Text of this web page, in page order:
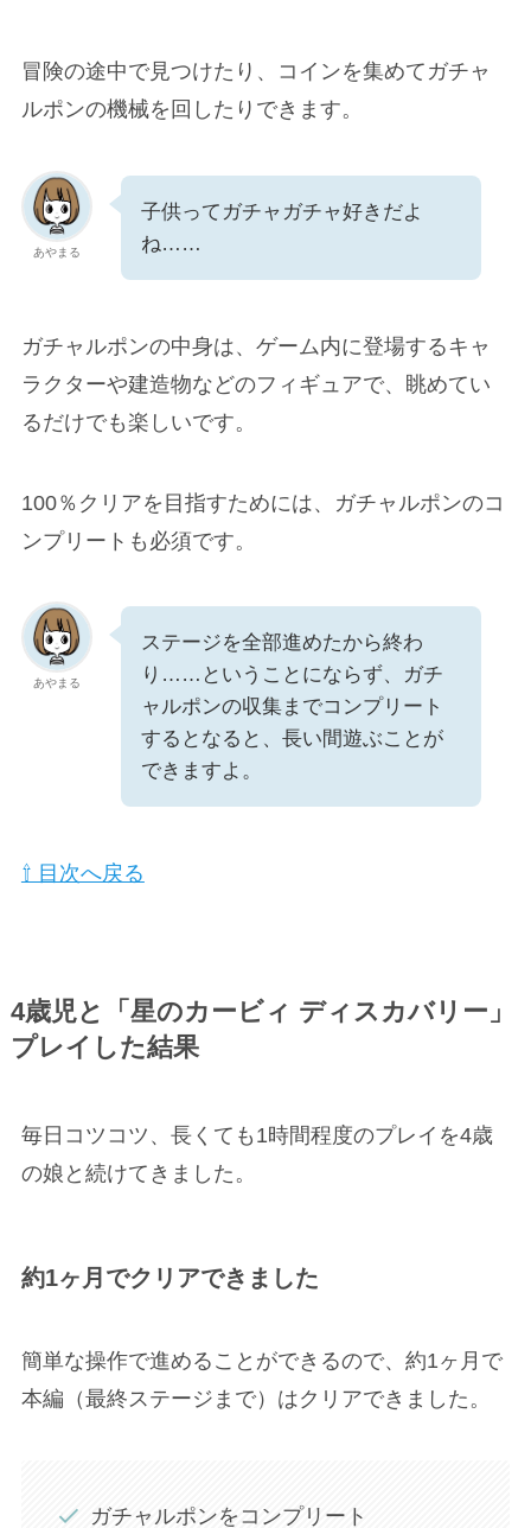
冒険の途中で見つけたり、コインを集めてガチャ
ルポンの機械を回したりできます。
あやまる
子供ってガチャガチャ好きだよ
ね……
ガチャルポンの中身は、ゲーム内に登場するキャ
ラクターや建造物などのフィギュアで、眺めてい
るだけでも楽しいです。
100％クリアを目指すためには、ガチャルポンのコ
ンプリートも必須です。
あやまる
ステージを全部進めたから終わ
り……ということにならず、ガチ
ャルポンの収集までコンプリート
するとなると、長い間遊ぶことが
できますよ。
⇧ 目次へ戻る
4歳児と「星のカービィ ディスカバリー」
プレイした結果
毎日コツコツ、長くても1時間程度のプレイを4歳
の娘と続けてきました。
約1ヶ月でクリアできました
簡単な操作で進めることができるので、約1ヶ月で
本編（最終ステージまで）はクリアできました。
ガチャルポンをコンプリート